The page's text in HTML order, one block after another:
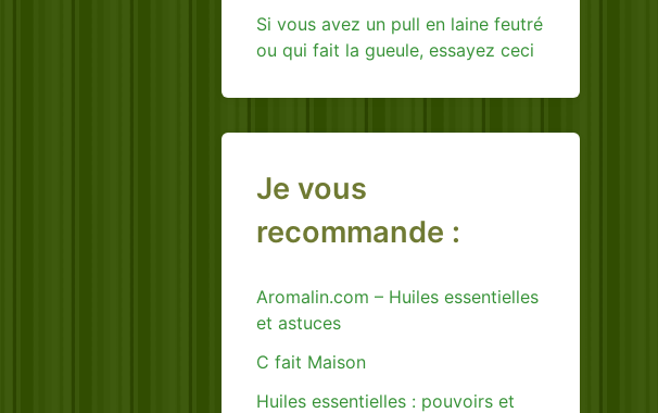
Si vous avez un pull en laine feutré
ou qui fait la gueule, essayez ceci
Je vous
recommande :
Aromalin.com – Huiles essentielles
et astuces
C fait Maison
Huiles essentielles : pouvoirs et